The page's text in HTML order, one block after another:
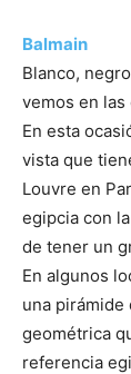
Balmain
Blanco,
vemos en
En esta
vista que
Louvre en
egipcia con la
de tener un
En algunos
una pirámide
geométrica
referencia